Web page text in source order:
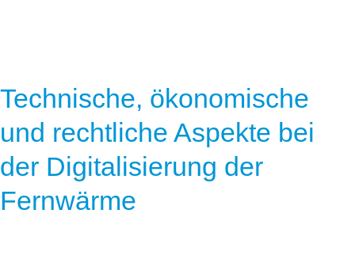
Technische, ökonomische
und rechtliche Aspekte bei
der Digitalisierung der
Fernwärme